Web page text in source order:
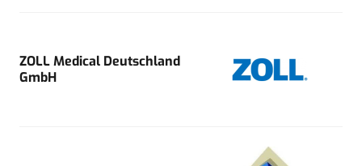
ZOLL Medical Deutschland
GmbH